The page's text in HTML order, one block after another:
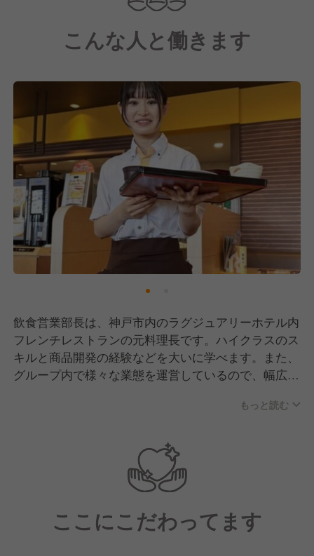
こんな人と働きます
飲食営業部長は、神戸市内のラグジュアリーホテル内
フレンチレストランの元料理長です。ハイクラスのス
キルと商品開発の経験などを大いに学べます。また、
グループ内で様々な業態を運営しているので、幅広い
もっと読む
ここにこだわってます